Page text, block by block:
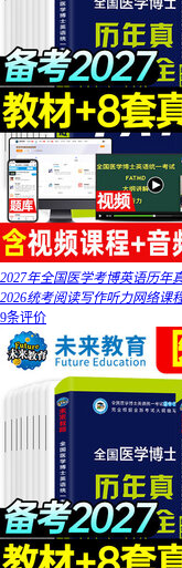
2027年全国医学考博英语历年
2026统考阅读写作听力网络课
9条评价